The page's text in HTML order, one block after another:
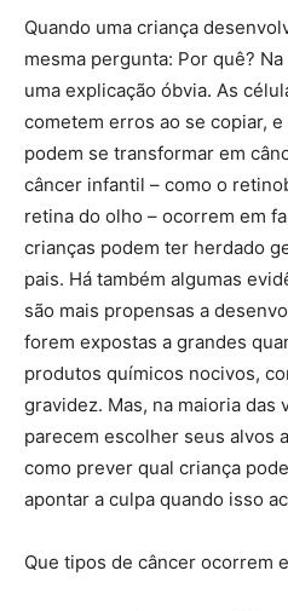
Quando uma criança
mesma pergunta: Por quê?
uma explicação óbvia. As
cometem erros ao se copiar,
podem se transformar em
câncer infantil – como o
retina do olho – ocorrem em
crianças podem ter herdado
pais. Há também algumas
são mais propensas a
forem expostas a grandes
produtos químicos nocivos,
gravidez. Mas, na maioria das
parecem escolher seus alvos
como prever qual criança
apontar a culpa quando isso
Que tipos de câncer ocorrem